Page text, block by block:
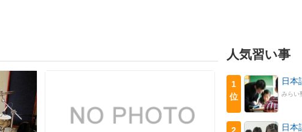
人気習い事
1
位
日本
みらい
日本